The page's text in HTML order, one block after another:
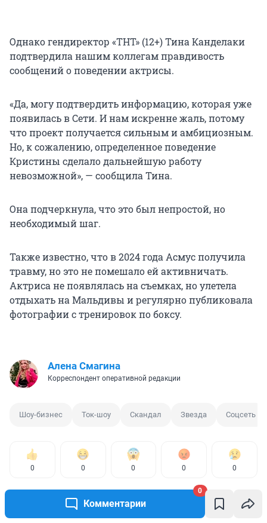
Комментарии
0
Однако гендиректор «ТНТ» (12+) Тина Канделаки
подтвердила нашим коллегам правдивость
сообщений о поведении актрисы.
«Да, могу подтвердить информацию, которая уже
появилась в Сети. И нам искренне жаль, потому
что проект получается сильным и амбициозным.
Но, к сожалению, определенное поведение
Кристины сделало дальнейшую работу
невозможной», — сообщила Тина.
Она подчеркнула, что это был непростой, но
необходимый шаг.
Также известно, что в 2024 года Асмус получила
травму, но это не помешало ей активничать.
Актриса не появлялась на съемках, но улетела
отдыхать на Мальдивы и регулярно публиковала
фотографии с тренировок по боксу.
Алена Смагина
Корреспондент оперативной редакции
Шоу-бизнес Ток-шоу Скандал Звезда Соцсеть
0 0 0 0 0